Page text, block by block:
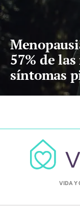
57% de
síntomas
VIDA Y